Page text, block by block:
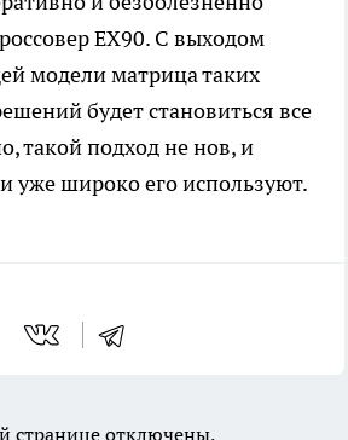
EX90. С выходом
модели матрица таких
будет становиться все
такой подход не нов, и
уже широко его используют.
странице отключены.